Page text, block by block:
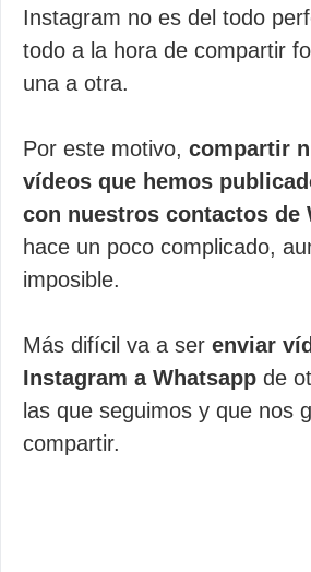
Instagram no es del todo
todo a la hora de compartir
una a otra.
Por este motivo, compartir
vídeos que hemos
con nuestros contactos de
hace un poco complicado,
imposible.
Más difícil va a ser enviar
Instagram a Whatsapp de
las que seguimos y que nos
compartir.